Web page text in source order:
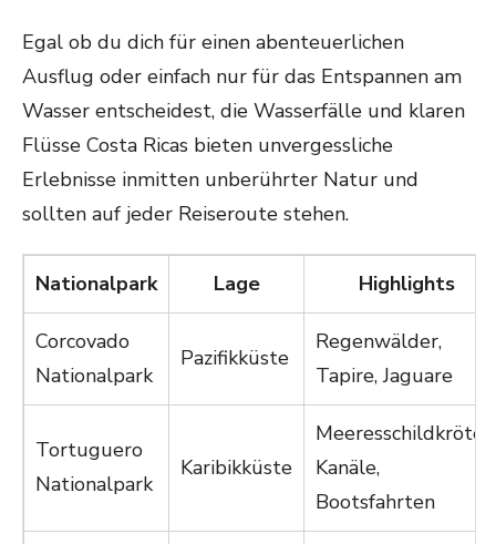
Egal ob du dich für einen abenteuerlichen
Ausflug oder einfach nur für das Entspannen am
Wasser entscheidest, die Wasserfälle und klaren
Flüsse Costa Ricas bieten unvergessliche
Erlebnisse inmitten unberührter Natur und
sollten auf jeder Reiseroute stehen.
Nationalpark Lage Highlights
Corcovado
Nationalpark
Pazifikküste
Regenwälder,
Tapire, Jaguare
Tortuguero
Nationalpark
Karibikküste
Kanäle,
Bootsfahrten